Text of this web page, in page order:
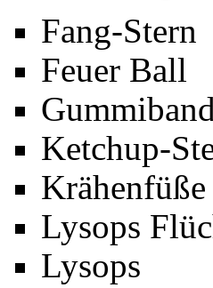
Fang-Stern
Feuer Ball
Gummiband
Ketchup-
Krähenfüße
Lysops
Lysops